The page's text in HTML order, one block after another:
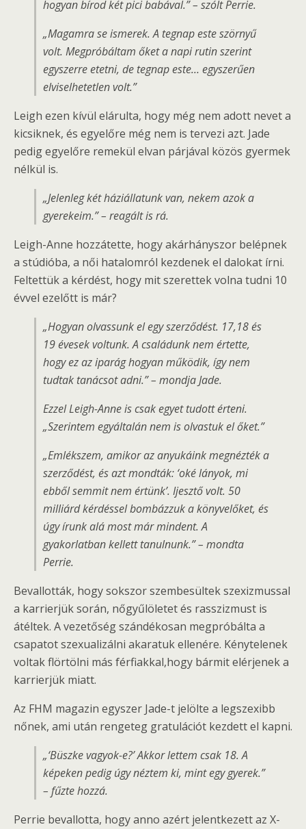
hogyan bírod két pici babával.” – szólt Perrie.
„Magamra se ismerek. A tegnap este szörnyű
volt. Megpróbáltam őket a napi rutin szerint
egyszerre etetni, de tegnap este… egyszerűen
elviselhetetlen volt.”
Leigh ezen kívül elárulta, hogy még nem adott nevet a
kicsiknek, és egyelőre még nem is tervezi azt. Jade
pedig egyelőre remekül elvan párjával közös gyermek
nélkül is.
„Jelenleg két háziállatunk van, nekem azok a
gyerekeim.” – reagált is rá.
Leigh-Anne hozzátette, hogy akárhányszor belépnek
a stúdióba, a női hatalomról kezdenek el dalokat írni.
Feltettük a kérdést, hogy mit szerettek volna tudni 10
évvel ezelőtt is már?
„Hogyan olvassunk el egy szerződést. 17,18 és
19 évesek voltunk. A családunk nem értette,
hogy ez az iparág hogyan működik, így nem
tudtak tanácsot adni.” – mondja Jade.
Ezzel Leigh-Anne is csak egyet tudott érteni.
„Szerintem egyáltalán nem is olvastuk el őket.”
„Emlékszem, amikor az anyukáink megnézték a
szerződést, és azt mondták: ‘oké lányok, mi
ebből semmit nem értünk’. Ijesztő volt. 50
milliárd kérdéssel bombázzuk a könyvelőket, és
úgy írunk alá most már mindent. A
gyakorlatban kellett tanulnunk.” – mondta
Perrie.
Bevallották, hogy sokszor szembesültek szexizmussal
a karrierjük során, nőgyűlöletet és rasszizmust is
átéltek. A vezetőség szándékosan megpróbálta a
csapatot szexualizálni akaratuk ellenére. Kénytelenek
voltak flörtölni más férfiakkal,hogy bármit elérjenek a
karrierjük miatt.
Az FHM magazin egyszer Jade-t jelölte a legszexibb
nőnek, ami után rengeteg gratulációt kezdett el kapni.
„‘Büszke vagyok-e?’ Akkor lettem csak 18. A
képeken pedig úgy néztem ki, mint egy gyerek.”
– fűzte hozzá.
Perrie bevallotta, hogy anno azért jelentkezett az X-